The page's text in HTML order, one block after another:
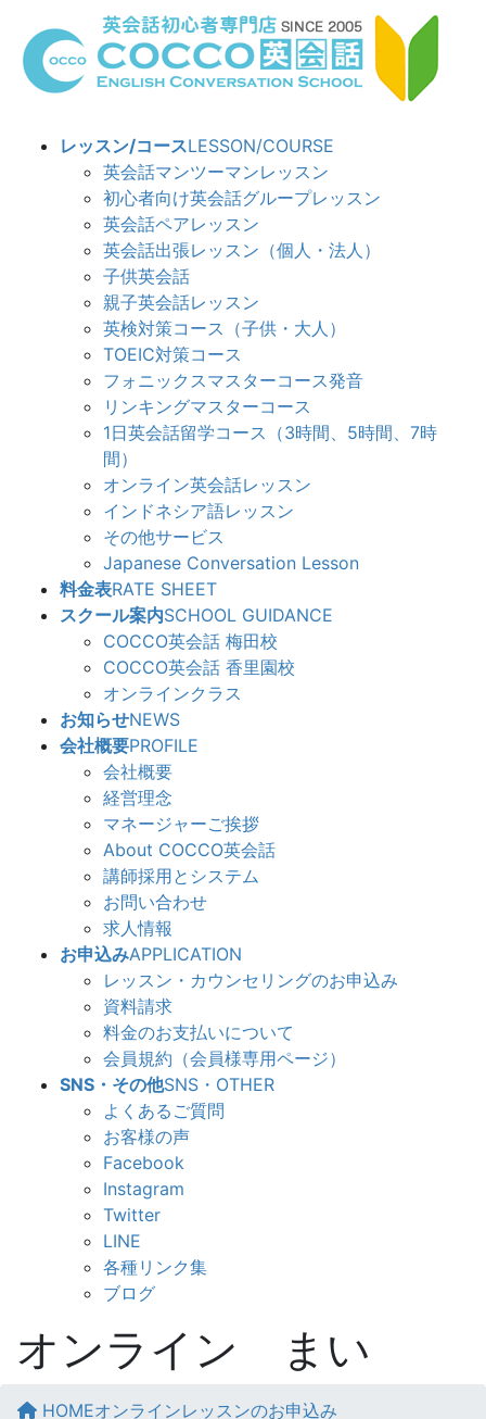
レッスン/コースLESSON/COURSE
英会話マンツーマンレッスン
初心者向け英会話グループレッスン
英会話ペアレッスン
英会話出張レッスン（個人・法人）
子供英会話
親子英会話レッスン
英検対策コース（子供・大人）
TOEIC対策コース
フォニックスマスターコース発音
リンキングマスターコース
1日英会話留学コース（3時間、5時間、7時
間）
オンライン英会話レッスン
インドネシア語レッスン
その他サービス
Japanese Conversation Lesson
料金表RATE SHEET
スクール案内SCHOOL GUIDANCE
COCCO英会話 梅田校
COCCO英会話 香里園校
オンラインクラス
お知らせNEWS
会社概要PROFILE
会社概要
経営理念
マネージャーご挨拶
About COCCO英会話
講師採用とシステム
お問い合わせ
求人情報
お申込みAPPLICATION
レッスン・カウンセリングのお申込み
資料請求
料金のお支払いについて
会員規約（会員様専用ページ）
SNS・その他SNS・OTHER
よくあるご質問
お客様の声
Facebook
Instagram
Twitter
LINE
各種リンク集
ブログ
オンライン まい
HOMEオンラインレッスンのお申込み